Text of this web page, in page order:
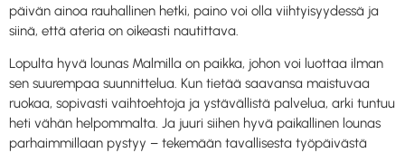
päivän ainoa rauhallinen hetki, paino voi olla viihtyisyydessä ja
siinä, että ateria on oikeasti nautittava.
Lopulta hyvä lounas Malmilla on paikka, johon voi luottaa ilman
sen suurempaa suunnittelua. Kun tietää saavansa maistuvaa
ruokaa, sopivasti vaihtoehtoja ja ystävällistä palvelua, arki tuntuu
heti vähän helpommalta. Ja juuri siihen hyvä paikallinen lounas
parhaimmillaan pystyy – tekemään tavallisesta työpäivästä